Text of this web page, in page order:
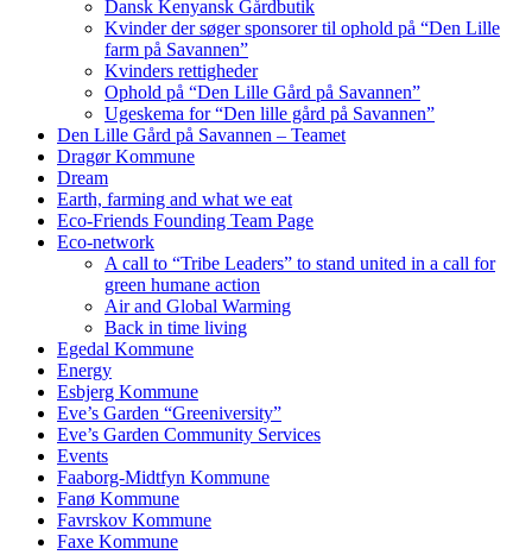
Dansk Kenyansk Gårdbutik
Kvinder der søger sponsorer til ophold på “Den Lille
farm på Savannen”
Kvinders rettigheder
Ophold på “Den Lille Gård på Savannen”
Ugeskema for “Den lille gård på Savannen”
Den Lille Gård på Savannen – Teamet
Dragør Kommune
Dream
Earth, farming and what we eat
Eco-Friends Founding Team Page
Eco-network
A call to “Tribe Leaders” to stand united in a call for
green humane action
Air and Global Warming
Back in time living
Egedal Kommune
Energy
Esbjerg Kommune
Eve’s Garden “Greeniversity”
Eve’s Garden Community Services
Events
Faaborg-Midtfyn Kommune
Fanø Kommune
Favrskov Kommune
Faxe Kommune